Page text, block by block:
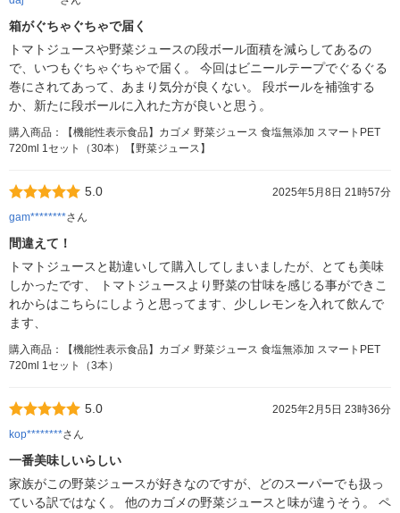
箱がぐちゃぐちゃで届く
トマトジュースや野菜ジュースの段ボール面積を減らしてあるの
で、いつもぐちゃぐちゃで届く。 今回はビニールテープでぐるぐる
巻にされてあって、あまり気分が良くない。 段ボールを補強する
か、新たに段ボールに入れた方が良いと思う。
購入商品：【機能性表示食品】カゴメ 野菜ジュース 食塩無添加 スマートPET
720ml 1セット（30本）【野菜ジュース】
5.0
2025年5月8日 21時57分
gam********さん
間違えて！
トマトジュースと勘違いして購入してしまいましたが、とても美味
しかったです、 トマトジュースより野菜の甘味を感じる事ができこ
れからはこちらにしようと思ってます、少しレモンを入れて飲んで
ます、
購入商品：【機能性表示食品】カゴメ 野菜ジュース 食塩無添加 スマートPET
720ml 1セット（3本）
5.0
2025年2月5日 23時36分
kop********さん
一番美味しいらしい
家族がこの野菜ジュースが好きなのですが、どのスーパーでも扱っ
ている訳ではなく。 他のカゴメの野菜ジュースと味が違うそう。 ペ